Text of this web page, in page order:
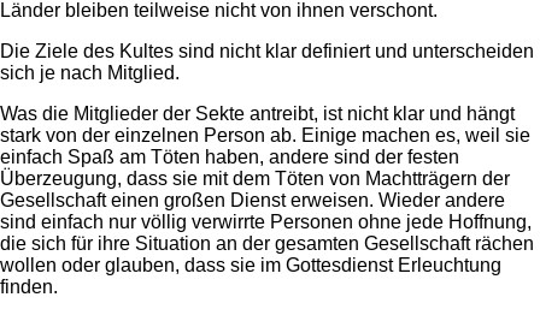
Länder bleiben teilweise nicht von ihnen verschont.
Die Ziele des Kultes sind nicht klar definiert und unterscheiden
sich je nach Mitglied.
Was die Mitglieder der Sekte antreibt, ist nicht klar und hängt
stark von der einzelnen Person ab. Einige machen es, weil sie
einfach Spaß am Töten haben, andere sind der festen
Überzeugung, dass sie mit dem Töten von Machtträgern der
Gesellschaft einen großen Dienst erweisen. Wieder andere
sind einfach nur völlig verwirrte Personen ohne jede Hoffnung,
die sich für ihre Situation an der gesamten Gesellschaft rächen
wollen oder glauben, dass sie im Gottesdienst Erleuchtung
finden.